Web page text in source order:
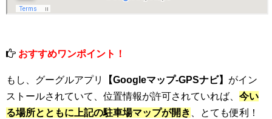
おすすめワンポイント！
もし、グーグルアプリ 【Googleマップ-GPSナビ】 がイン
ストールされていて、位置情報が許可されていれば、 今い
る場所とともに上記の駐車場マップが開き
、とても便利！